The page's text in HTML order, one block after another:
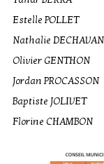
Estelle POLLET
Nathalie
Olivier GENTHON
Jordan PROCASSON
Baptiste JOLIVET
Florine CHAMBON